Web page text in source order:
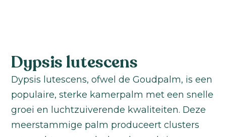
Dypsis lutescens
Dypsis lutescens, ofwel de Goudpalm, is een
populaire, sterke kamerpalm met een snelle
groei en luchtzuiverende kwaliteiten. Deze
meerstammige palm produceert clusters